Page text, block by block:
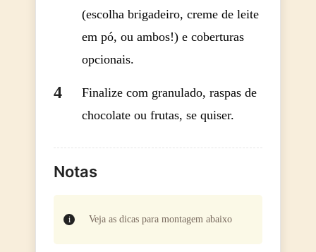
(escolha brigadeiro, creme de leite
em pó, ou ambos!) e coberturas
opcionais.
Finalize com granulado, raspas de
chocolate ou frutas, se quiser.
Notas
Veja as dicas para montagem abaixo